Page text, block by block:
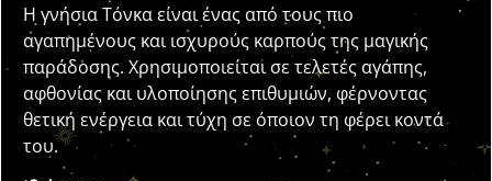
Η γνήσια Τόνκα είναι ένας από τους πιο
αγαπημένους και ισχυρούς καρπούς της μαγικής
παράδοσης. Χρησιμοποιείται σε τελετές αγάπης,
αφθονίας και υλοποίησης επιθυμιών, φέρνοντας
θετική ενέργεια και τύχη σε όποιον τη φέρει κοντά
του.